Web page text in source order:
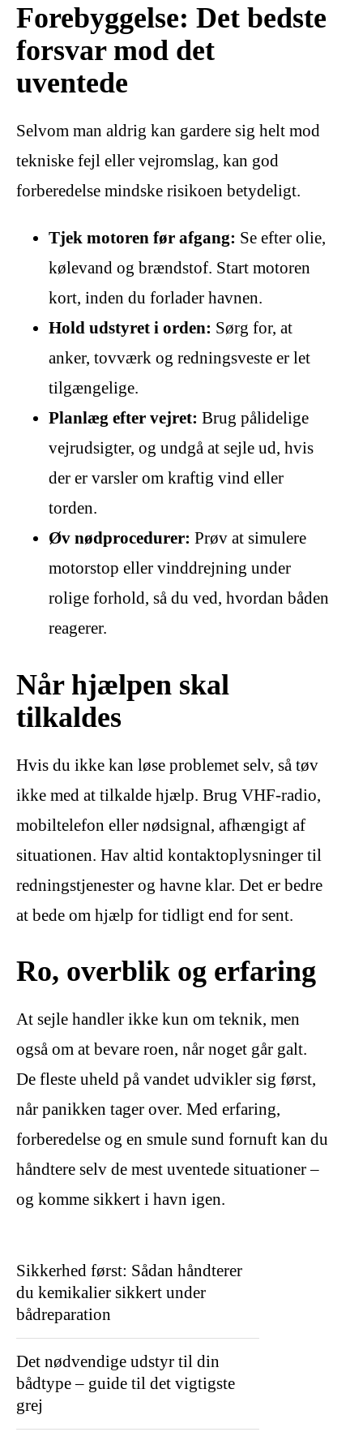
Forebyggelse: Det bedste
forsvar mod det
uventede
Selvom man aldrig kan gardere sig helt mod
tekniske fejl eller vejromslag, kan god
forberedelse mindske risikoen betydeligt.
Tjek motoren før afgang: Se efter olie,
kølevand og brændstof. Start motoren
kort, inden du forlader havnen.
Hold udstyret i orden: Sørg for, at
anker, tovværk og redningsveste er let
tilgængelige.
Planlæg efter vejret: Brug pålidelige
vejrudsigter, og undgå at sejle ud, hvis
der er varsler om kraftig vind eller
torden.
Øv nødprocedurer: Prøv at simulere
motorstop eller vinddrejning under
rolige forhold, så du ved, hvordan båden
reagerer.
Når hjælpen skal
tilkaldes
Hvis du ikke kan løse problemet selv, så tøv
ikke med at tilkalde hjælp. Brug VHF-radio,
mobiltelefon eller nødsignal, afhængigt af
situationen. Hav altid kontaktoplysninger til
redningstjenester og havne klar. Det er bedre
at bede om hjælp for tidligt end for sent.
Ro, overblik og erfaring
At sejle handler ikke kun om teknik, men
også om at bevare roen, når noget går galt.
De fleste uheld på vandet udvikler sig først,
når panikken tager over. Med erfaring,
forberedelse og en smule sund fornuft kan du
håndtere selv de mest uventede situationer –
og komme sikkert i havn igen.
Sikkerhed først: Sådan håndterer
du kemikalier sikkert under
bådreparation
Det nødvendige udstyr til din
bådtype – guide til det vigtigste
grej